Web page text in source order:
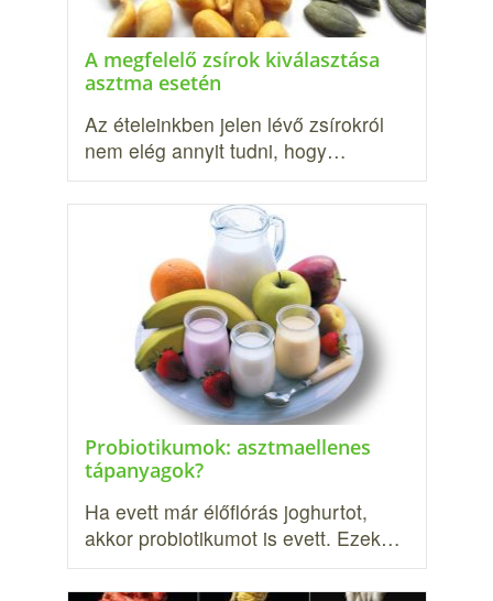
A megfelelő zsírok kiválasztása
asztma esetén
Az ételeinkben jelen lévő zsírokról
nem elég annyit tudni, hogy…
Probiotikumok: asztmaellenes
tápanyagok?
Ha evett már élőflórás joghurtot,
akkor probiotikumot is evett. Ezek…